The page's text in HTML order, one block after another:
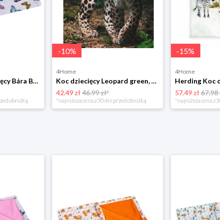
Bellatex Koc dziecięcy Bára Butterfly różowy, 75 x 100 cm
obniżką
-10%
4Home
Koc dziecięcy Leopard green, 120 x 150 cm Jerry Fabrics
42.49 zł46.99 zł*
*najniższa cena z 30 dni przed obniżką
-15%
4Home
57.49 zł67.98
*najniższa cena z